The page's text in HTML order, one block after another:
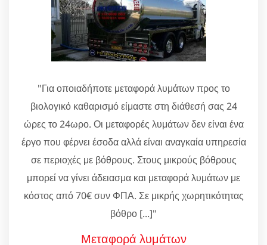
"Για οποιαδήποτε μεταφορά λυμάτων προς το
βιολογικό καθαρισμό είμαστε στη διάθεσή σας 24
ώρες το 24ωρο. Οι μεταφορές λυμάτων δεν είναι ένα
έργο που φέρνει έσοδα αλλά είναι αναγκαία υπηρεσία
σε περιοχές με βόθρους. Στους μικρούς βόθρους
μπορεί να γίνει άδειασμα και μεταφορά λυμάτων με
κόστος από 70€ συν ΦΠΑ. Σε μικρής χωρητικότητας
βόθρο [...]"
Μεταφορά λυμάτων